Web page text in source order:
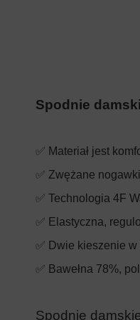
Spodnie
✅ Materiał jest
✅ Zwężane
✅ Technologia 4F
✅ Elastyczna,
✅ Dwie kieszenie w
✅ Bawełna 78%,
Spodnie